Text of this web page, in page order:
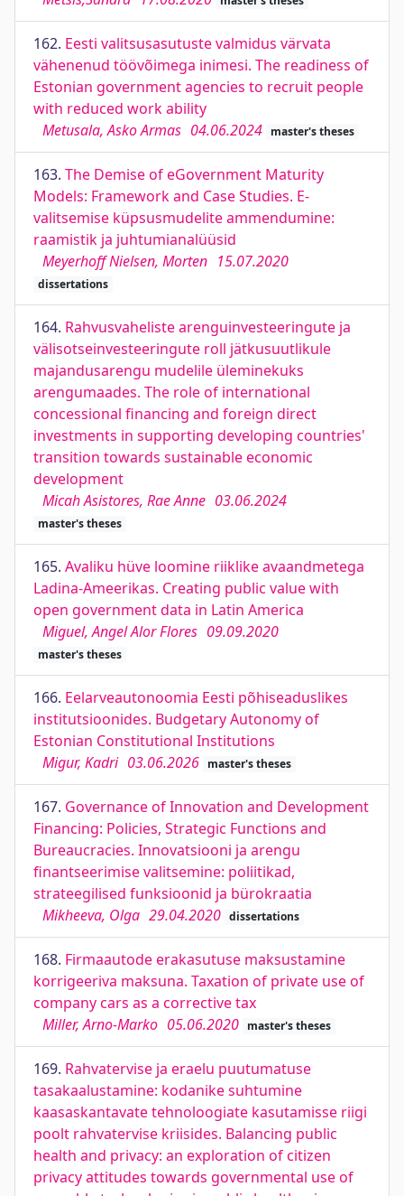
162. Eesti valitsusasutuste valmidus värvata
vähenenud töövõimega inimesi. The readiness of
Estonian government agencies to recruit people
with reduced work ability
Metusala, Asko Armas 04.06.2024 master's theses
163. The Demise of eGovernment Maturity
Models: Framework and Case Studies. E-
valitsemise küpsusmudelite ammendumine:
raamistik ja juhtumianalüüsid
Meyerhoff Nielsen, Morten 15.07.2020
dissertations
164. Rahvusvaheliste arenguinvesteeringute ja
välisotseinvesteeringute roll jätkusuutlikule
majandusarengu mudelile üleminekuks
arengumaades. The role of international
concessional financing and foreign direct
investments in supporting developing countries'
transition towards sustainable economic
development
Micah Asistores, Rae Anne 03.06.2024
master's theses
165. Avaliku hüve loomine riiklike avaandmetega
Ladina-Ameerikas. Creating public value with
open government data in Latin America
Miguel, Angel Alor Flores 09.09.2020
master's theses
166. Eelarveautonoomia Eesti põhiseaduslikes
institutsioonides. Budgetary Autonomy of
Estonian Constitutional Institutions
Migur, Kadri 03.06.2026 master's theses
167. Governance of Innovation and Development
Financing: Policies, Strategic Functions and
Bureaucracies. Innovatsiooni ja arengu
finantseerimise valitsemine: poliitikad,
strateegilised funksioonid ja bürokraatia
Mikheeva, Olga 29.04.2020 dissertations
168. Firmaautode erakasutuse maksustamine
korrigeeriva maksuna. Taxation of private use of
company cars as a corrective tax
Miller, Arno-Marko 05.06.2020 master's theses
169. Rahvatervise ja eraelu puutumatuse
tasakaalustamine: kodanike suhtumine
kaasaskantavate tehnoloogiate kasutamisse riigi
poolt rahvatervise kriisides. Balancing public
health and privacy: an exploration of citizen
privacy attitudes towards governmental use of